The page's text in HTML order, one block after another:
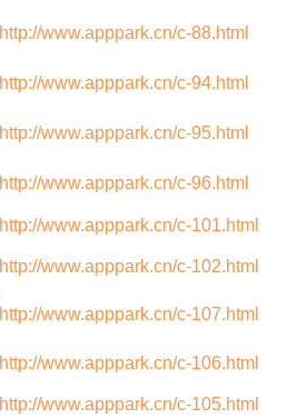
http://www.apppark.cn/c-88.html
http://www.apppark.cn/c-94.html
http://www.apppark.cn/c-95.html
http://www.apppark.cn/c-96.html
http://www.apppark.cn/c-101.html
http://www.apppark.cn/c-102.html
http://www.apppark.cn/c-107.html
http://www.apppark.cn/c-106.html
http://www.apppark.cn/c-105.html